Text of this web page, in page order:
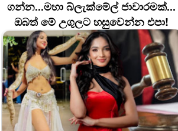
ගන්න...මහා බ්ලැක්මේල් ජාවාරමක්...
ඔබත් මේ උගුලට හසුවෙන්න එපා!